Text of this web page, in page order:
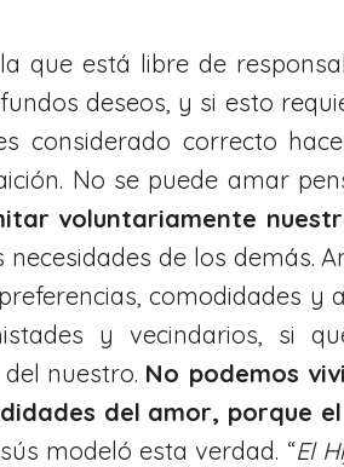
que está libre de
deseos, y si esto
considerado correcto
No se puede amar
voluntariamente
de los demás.
comodidades y
y vecindarios, si
nuestro. No podemos
del amor, porque
modeló esta verdad. “El